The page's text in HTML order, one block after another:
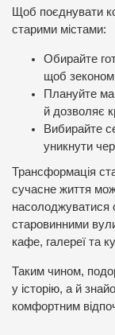
Щоб поєднувати
старими містами:
Обирайте
щоб
Плануйте
й дозволяє
Вибирайте
уникнути
Трансформація
сучасне життя
насолоджуватися
старовинними
кафе, галереї та
Таким чином,
у історію, а й
комфортним